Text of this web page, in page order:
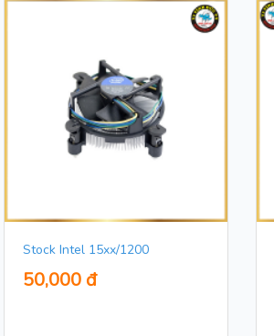
Stock Intel 15xx/1200
50,000 đ